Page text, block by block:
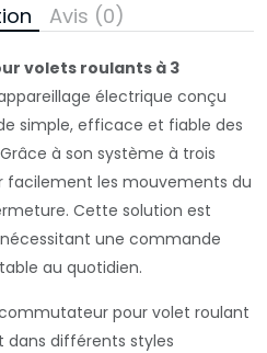
Avis (0)
volets roulants à 3
électrique conçu
simple, efficace et fiable des
à son système à trois
facilement les mouvements du
Cette solution est
une commande
au quotidien.
pour volet roulant
dans différents styles